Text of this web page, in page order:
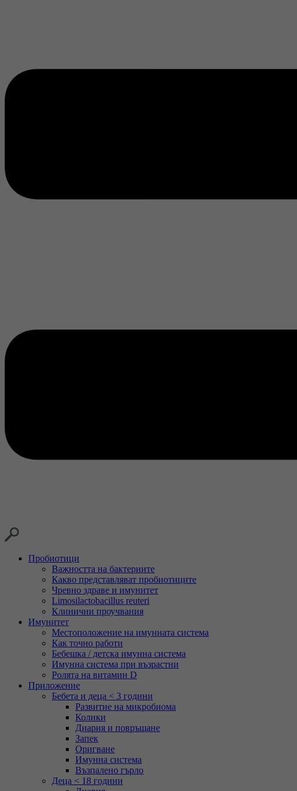
Пробиотици
Важността на бактериите
Какво представляват пробиотиците
Чревно здраве и имунитет
Limosilactobacillus reuteri
Клинични проучвания
Имунитет
Местоположение на имунната система
Как точно работи
Бебешка / детска имунна система
Имунна система при възрастни
Ролята на витамин D
Приложение
Бебета и деца < 3 години
Развитие на микробиома
Колики
Диария и повръщане
Запек
Оригване
Имунна система
Възпалено гърло
Деца < 18 години